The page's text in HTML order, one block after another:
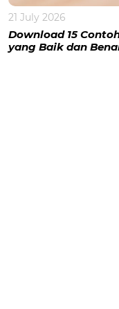
21 July 2026
Download 15
yang Baik dan